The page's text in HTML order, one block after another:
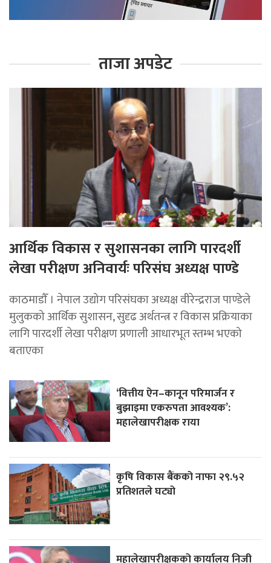
ताजा अपडेट
आर्थिक विकास र सुशासनका लागि पारदर्शी
लेखा परीक्षण अनिवार्यः परिसंघ अध्यक्ष पाण्डे
काठमाडाैँ । नेपाल उद्योग परिसंघका अध्यक्ष वीरेन्द्रराज पाण्डेले
मुलुकको आर्थिक सुशासन, सुदृढ अर्थतन्त्र र विकास प्रक्रियाका
लागि पारदर्शी लेखा परीक्षण प्रणाली आधारभूत स्तम्भ भएको
बताएका
‘वित्तीय ऐन–कानून परिमार्जन र
बुझाइमा एकरुपता आवश्यक’:
महालेखापरीक्षक राया
कृषि विकास बैंकको नाफा २९.५२
प्रतिशतले घट्यो
महालेखापरीक्षकको कार्यालय निजी